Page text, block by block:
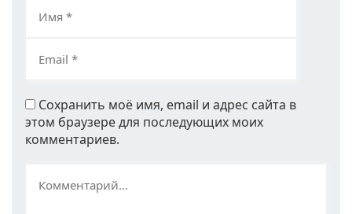
Сохранить моё имя, email и адрес сайта в
этом браузере для последующих моих
комментариев.